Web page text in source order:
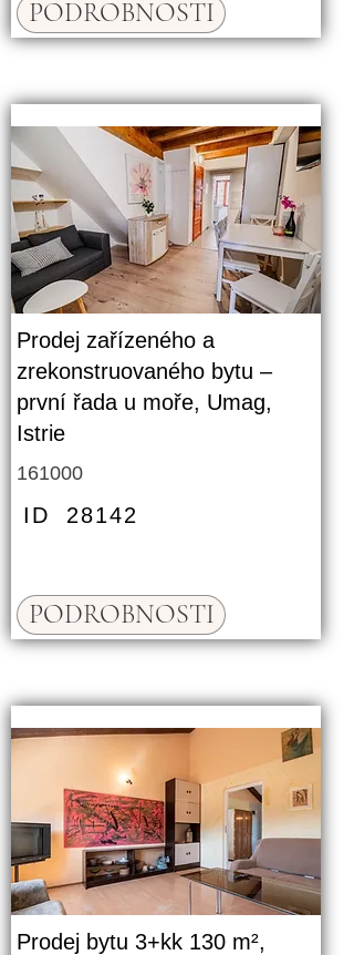
PODROBNOSTI
Prodej zařízeného a
zrekonstruovaného bytu –
první řada u moře, Umag,
Istrie
161000
ID 28142
PODROBNOSTI
Prodej bytu 3+kk 130 m²,